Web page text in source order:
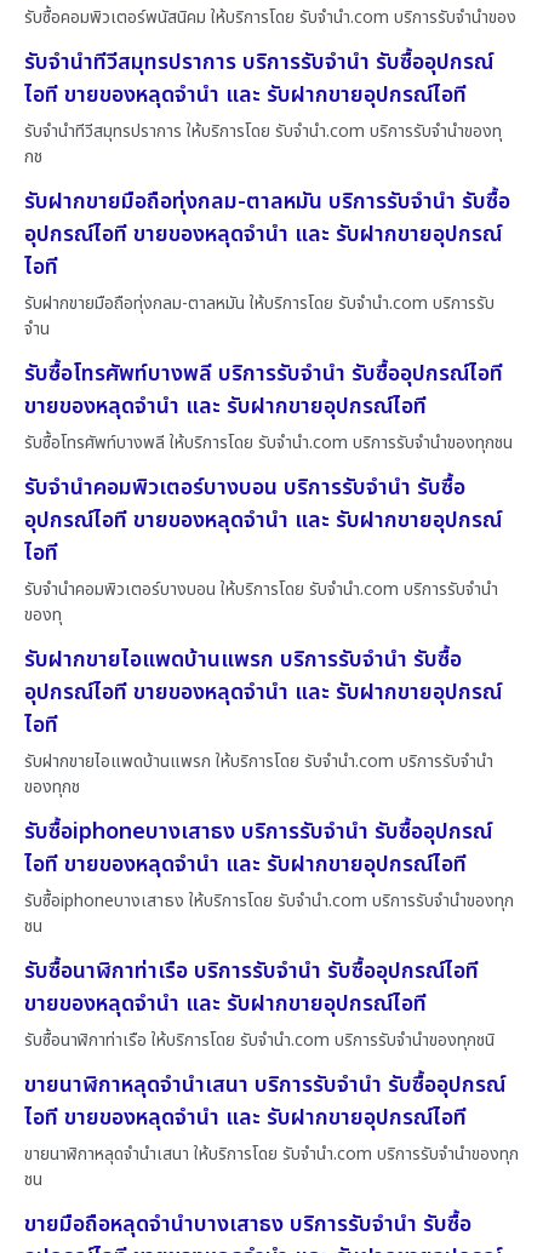
รับซื้อคอมพิวเตอร์พนัสนิคม ให้บริการโดย รับจํานํา.com บริการรับจำนำของ
รับจำนำทีวีสมุทรปราการ บริการรับจำนำ รับซื้ออุปกรณ์
ไอที ขายของหลุดจำนำ และ รับฝากขายอุปกรณ์ไอที
รับจำนำทีวีสมุทรปราการ ให้บริการโดย รับจํานํา.com บริการรับจำนำของทุ
กช
รับฝากขายมือถือทุ่งกลม-ตาลหมัน บริการรับจำนำ รับซื้อ
อุปกรณ์ไอที ขายของหลุดจำนำ และ รับฝากขายอุปกรณ์
ไอที
รับฝากขายมือถือทุ่งกลม-ตาลหมัน ให้บริการโดย รับจํานํา.com บริการรับ
จำน
รับซื้อโทรศัพท์บางพลี บริการรับจำนำ รับซื้ออุปกรณ์ไอที
ขายของหลุดจำนำ และ รับฝากขายอุปกรณ์ไอที
รับซื้อโทรศัพท์บางพลี ให้บริการโดย รับจํานํา.com บริการรับจำนำของทุกชน
รับจำนำคอมพิวเตอร์บางบอน บริการรับจำนำ รับซื้อ
อุปกรณ์ไอที ขายของหลุดจำนำ และ รับฝากขายอุปกรณ์
ไอที
รับจำนำคอมพิวเตอร์บางบอน ให้บริการโดย รับจํานํา.com บริการรับจำนำ
ของทุ
รับฝากขายไอแพดบ้านแพรก บริการรับจำนำ รับซื้อ
อุปกรณ์ไอที ขายของหลุดจำนำ และ รับฝากขายอุปกรณ์
ไอที
รับฝากขายไอแพดบ้านแพรก ให้บริการโดย รับจํานํา.com บริการรับจำนำ
ของทุกช
รับซื้อiphoneบางเสาธง บริการรับจำนำ รับซื้ออุปกรณ์
ไอที ขายของหลุดจำนำ และ รับฝากขายอุปกรณ์ไอที
รับซื้อiphoneบางเสาธง ให้บริการโดย รับจํานํา.com บริการรับจำนำของทุก
ชน
รับซื้อนาฬิกาท่าเรือ บริการรับจำนำ รับซื้ออุปกรณ์ไอที
ขายของหลุดจำนำ และ รับฝากขายอุปกรณ์ไอที
รับซื้อนาฬิกาท่าเรือ ให้บริการโดย รับจํานํา.com บริการรับจำนำของทุกชนิ
ขายนาฬิกาหลุดจำนำเสนา บริการรับจำนำ รับซื้ออุปกรณ์
ไอที ขายของหลุดจำนำ และ รับฝากขายอุปกรณ์ไอที
ขายนาฬิกาหลุดจำนำเสนา ให้บริการโดย รับจํานํา.com บริการรับจำนำของทุก
ชน
ขายมือถือหลุดจำนำบางเสาธง บริการรับจำนำ รับซื้อ